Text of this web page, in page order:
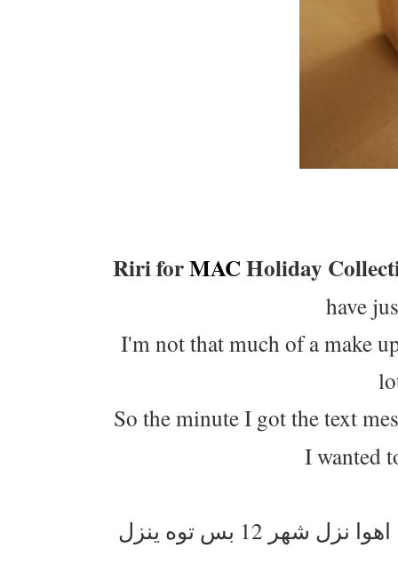
Riri forMACHoliday
have
I'm not that much of a make
So the minute I got the text
I wanted
كولكشن مكياج ريهانا في ماك واخيرا وصل الكويت ، اهوا نزل شهر 12 بس توه ينزل